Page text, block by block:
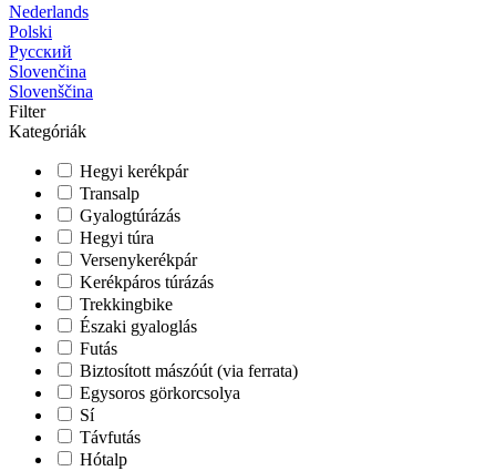
Nederlands
Polski
Русский
Slovenčina
Slovenščina
Filter
Kategóriák
Hegyi kerékpár
Transalp
Gyalogtúrázás
Hegyi túra
Versenykerékpár
Kerékpáros túrázás
Trekkingbike
Északi gyaloglás
Futás
Biztosított mászóút (via ferrata)
Egysoros görkorcsolya
Sí
Távfutás
Hótalp